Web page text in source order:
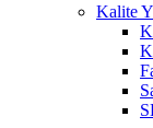
Kalite